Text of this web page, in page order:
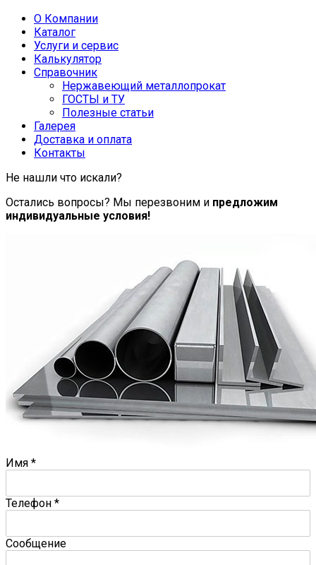
О Компании
Каталог
Услуги и сервис
Калькулятор
Справочник
Нержавеющий металлопрокат
ГОСТЫ и ТУ
Полезные статьи
Галерея
Доставка и оплата
Контакты
Не нашли что искали?
Остались вопросы? Мы перезвоним и предложим
индивидуальные условия!
Имя *
Телефон *
Сообщение